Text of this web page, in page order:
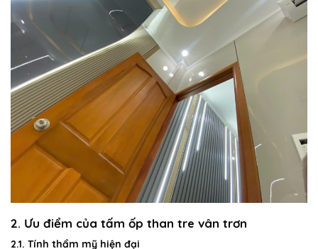
2. Ưu điểm của tấm ốp than tre vân trơn
2.1. Tính thẩm mỹ hiện đại